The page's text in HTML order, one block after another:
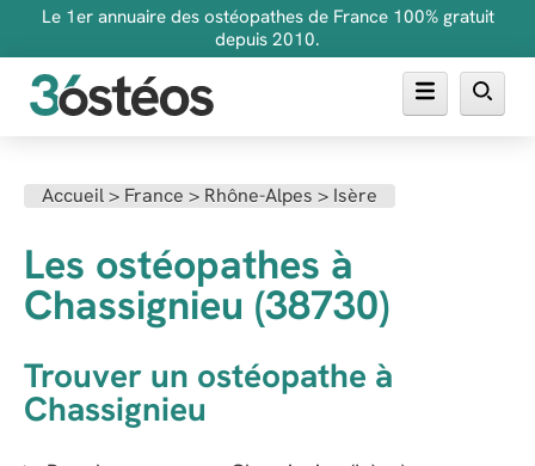
Le 1er annuaire des ostéopathes de France 100% gratuit
depuis 2010.
Inscrire son cabinet
Accueil> France > Rhône-Alpes > Isère
Les ostéopathes à
Chassignieu (38730)
Trouver un ostéopathe à
Chassignieu